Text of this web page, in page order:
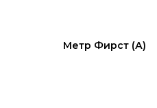
Метр Фирст (А)